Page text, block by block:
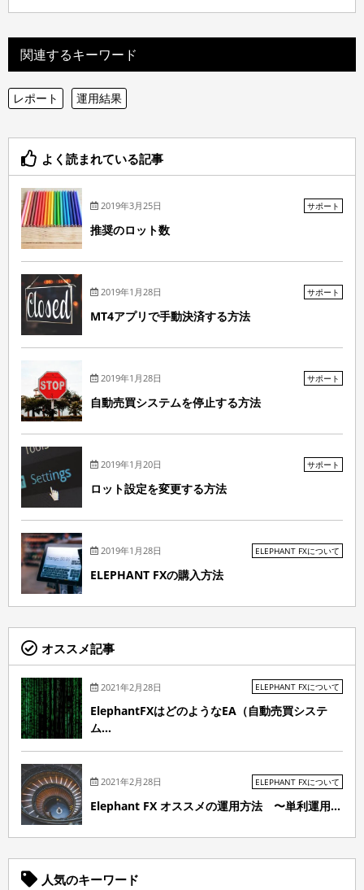
関連するキーワード
レポート 運用結果
よく読まれている記事
2019年3月25日 サポート
推奨のロット数
2019年1月28日 サポート
MT4アプリで手動決済する方法
2019年1月28日 サポート
自動売買システムを停止する方法
2019年1月20日 サポート
ロット設定を変更する方法
2019年1月28日 ELEPHANT FXについて
ELEPHANT FXの購入方法
オススメ記事
2021年2月28日 ELEPHANT FXについて
ElephantFXはどのようなEA（自動売買システ
ム...
2021年2月28日 ELEPHANT FXについて
Elephant FX オススメの運用方法 〜単利運用...
人気のキーワード